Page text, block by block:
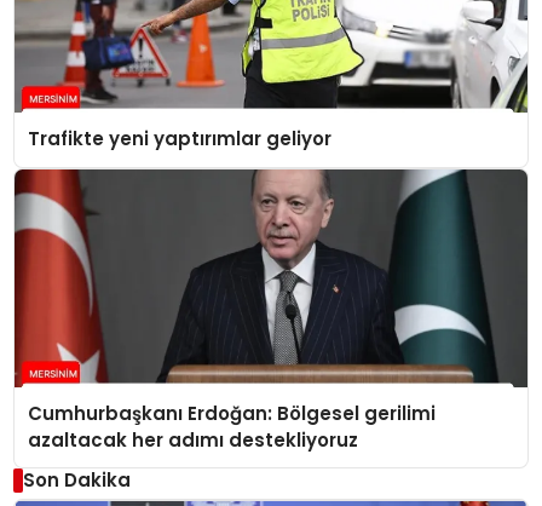
Trafikte yeni yaptırımlar geliyor
Cumhurbaşkanı Erdoğan: Bölgesel gerilimi
azaltacak her adımı destekliyoruz
Son Dakika